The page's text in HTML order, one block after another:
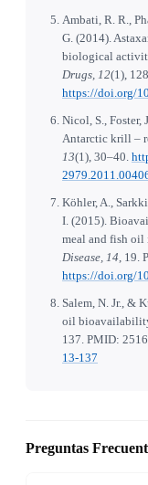
Ambati, R. R.,
G. (2014).
biological
Drugs, 12(1),
https://doi.org/
Nicol, S., Foster,
Antarctic krill –
13(1), 30–40.
Köhler, A.,
I. (2015).
meal and fish oil
Disease, 14 , 19.
https://doi.org/
Salem, N. Jr., &
oil
137. PMID:
13-137
Preguntas